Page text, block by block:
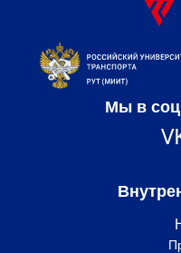
Мы в